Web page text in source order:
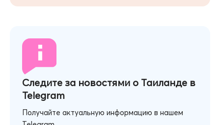
Следите за новостями о Таиланде в
Telegram
Получайте актуальную информацию в нашем